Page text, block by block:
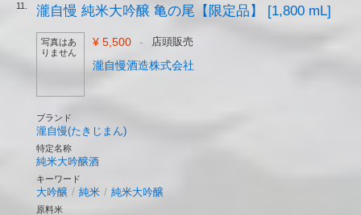
11. 瀧自慢 純米大吟醸 亀の尾【限定品】 [1,800 mL]
写真はあ
りません
¥ 5,500 - 店頭販売
瀧自慢酒造株式会社
ブランド
瀧自慢(たきじまん)
特定名称
純米大吟醸酒
キーワード
大吟醸 / 純米 / 純米大吟醸
原料米